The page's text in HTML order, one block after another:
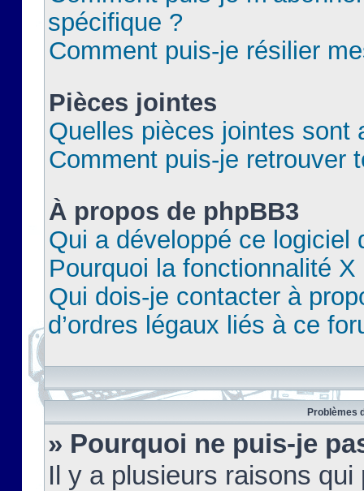
spécifique ?
Comment puis-je résilier
Pièces jointes
Quelles pièces jointes sont
Comment puis-je retrouver
À propos de phpBB3
Qui a développé ce logiciel
Pourquoi la fonctionnalité X
Qui dois-je contacter à
d’ordres légaux liés à ce
Problèmes
» Pourquoi ne puis-je
Il y a plusieurs raisons